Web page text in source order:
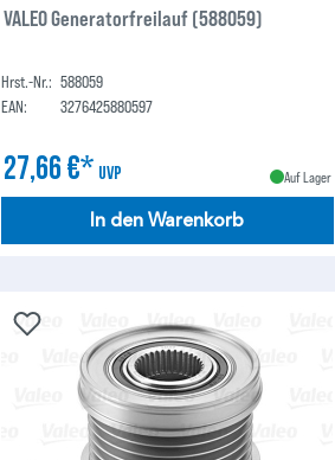
VALEO Generatorfreilauf (588059)
Hrst.-Nr.: 588059
EAN:
3276425880597
27,66 €* UVP Auf Lager
In den Warenkorb